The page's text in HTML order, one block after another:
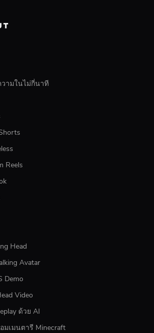
ามในไม่กี่นาที
Reels
Head
Avatar
Demo
Video
ด้วย AI
มเมนตารี Minecraft